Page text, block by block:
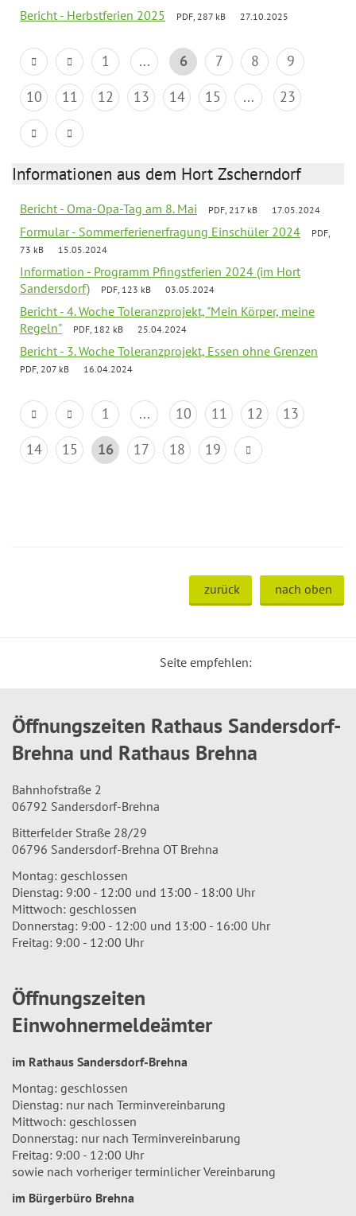
Bericht - Herbstferien 2025 PDF, 287 kB 27.10.2025
1 ... 6 7 8
9
10
11 12 13 14 15 ... 23
Informationen aus dem Hort Zscherndorf
Bericht - Oma-Opa-Tag am 8. Mai PDF, 217 kB 17.05.2024
Formular - Sommerferienerfragung Einschüler 2024
PDF,
73 kB
15.05.2024
Information - Programm Pfingstferien 2024 (im Hort
Sandersdorf)
PDF, 123 kB 03.05.2024
Bericht - 4. Woche Toleranzprojekt, "Mein Körper, meine
Regeln"
PDF, 182 kB 25.04.2024
Bericht - 3. Woche Toleranzprojekt, Essen ohne Grenzen
PDF, 207 kB 16.04.2024
1 ... 10 11 12
13
14
15 16 17 18 19
zurück nach oben
Seite empfehlen:
Öffnungszeiten Rathaus Sandersdorf-
Brehna und Rathaus Brehna
Bahnhofstraße 2
06792 Sandersdorf-Brehna
Bitterfelder Straße 28/29
06796 Sandersdorf-Brehna OT Brehna
Montag: geschlossen
Dienstag: 9:00 - 12:00 und 13:00 - 18:00 Uhr
Mittwoch: geschlossen
Donnerstag: 9:00 - 12:00 und 13:00 - 16:00 Uhr
Freitag: 9:00 - 12:00 Uhr
Öffnungszeiten
Einwohnermeldeämter
im Rathaus Sandersdorf-Brehna
Montag: geschlossen
Dienstag: nur nach Terminvereinbarung
Mittwoch: geschlossen
Donnerstag: nur nach Terminvereinbarung
Freitag: 9:00 - 12:00 Uhr
sowie nach vorheriger terminlicher Vereinbarung
im Bürgerbüro Brehna